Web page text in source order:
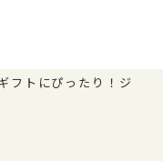
フトにぴったり！ジ